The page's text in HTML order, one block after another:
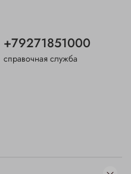
+79271851000
справочная служба